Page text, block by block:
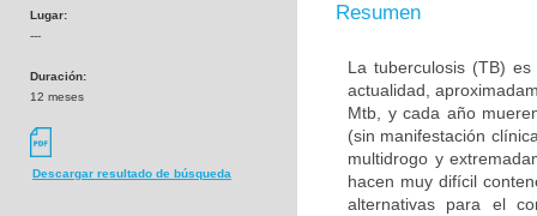
Lugar:
---
Duración:
12 meses
Descargar resultado de búsqueda
Resumen
La tuberculosis (TB)
actualidad,
Mtb, y cada año
(sin manifestación
multidrogo y
hacen muy difícil
alternativas para el